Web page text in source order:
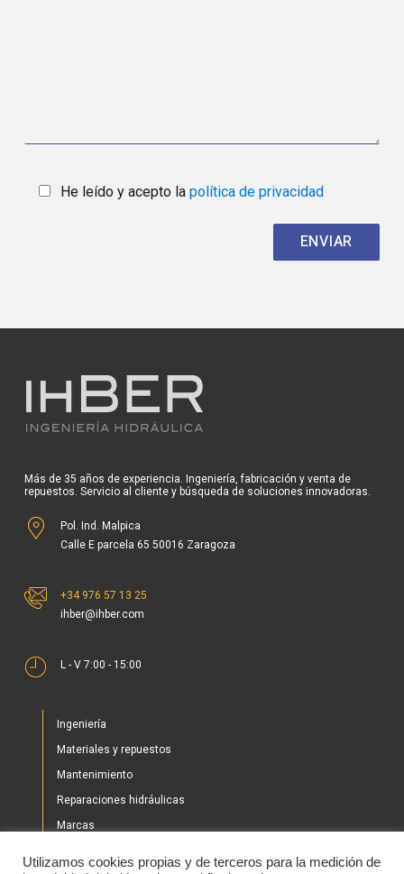
He leído y acepto la política de privacidad
Más de 35 años de experiencia. Ingeniería, fabricación y venta de
repuestos. Servicio al cliente y búsqueda de soluciones innovadoras.
Pol. Ind. Malpica
Calle E parcela 65 50016 Zaragoza
+34 976 57 13 25
ihber@ihber.com
L - V 7:00 - 15:00
Ingeniería
Materiales y repuestos
Mantenimiento
Reparaciones hidráulicas
Marcas
Utilizamos cookies propias y de terceros para la medición de